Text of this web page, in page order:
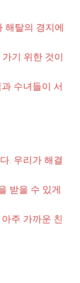
해탈의 경지에
가기 위한 것이
수녀들이 서
. 우리가 해결
받을 수 있게
주 가까운 친